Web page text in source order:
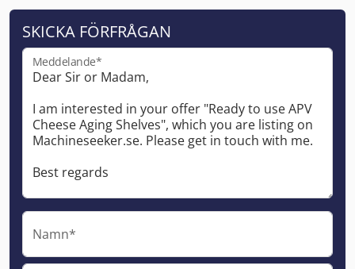
SKICKA FÖRFRÅGAN
Meddelande*
Namn*